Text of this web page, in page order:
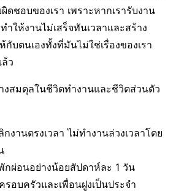
ดชอบของเรา เพราะหากเรารับงาน
ำให้งานไม่เสร็จทันเวลาและสร้าง
กับตนเองทั้งที่มันไม่ใช่เรื่องของเรา
ว
งสมดุลในชีวิตทำงานและชีวิตส่วนตัว
งานตรงเวลา ไม่ทำงานล่วงเวลาโดย
กผ่อนอย่างน้อยสัปดาห์ละ 1 วัน
รอบครัวและเพื่อนฝูงเป็นประจำ